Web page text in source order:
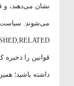
نشان می‌دهند، و
داشته باشید؛